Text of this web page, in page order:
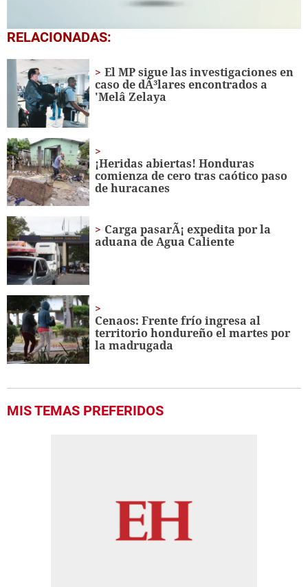
0
seconds
minute,
seconds
RELACIONADAS:
El MP sigue las investigaciones en
caso de dÃ³lares encontrados a
'Melâ Zelaya
¡Heridas abiertas! Honduras
comienza de cero tras caótico paso
de huracanes
Carga pasarÃ¡ expedita por la
aduana de Agua Caliente
Cenaos: Frente frío ingresa al
territorio hondureño el martes por
la madrugada
MIS TEMAS PREFERIDOS